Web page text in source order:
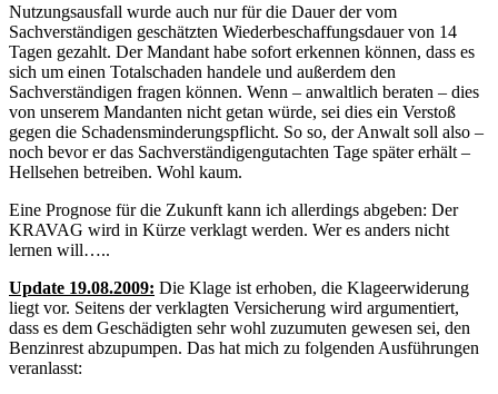
Nutzungsausfall wurde auch nur für die Dauer der vom
Sachverständigen geschätzten Wiederbeschaffungsdauer von 14
Tagen gezahlt. Der Mandant habe sofort erkennen können, dass es
sich um einen Totalschaden handele und außerdem den
Sachverständigen fragen können. Wenn – anwaltlich beraten – dies
von unserem Mandanten nicht getan würde, sei dies ein Verstoß
gegen die Schadensminderungspflicht. So so, der Anwalt soll also –
noch bevor er das Sachverständigengutachten Tage später erhält –
Hellsehen betreiben. Wohl kaum.
Eine Prognose für die Zukunft kann ich allerdings abgeben: Der
KRAVAG wird in Kürze verklagt werden. Wer es anders nicht
lernen will…..
Update 19.08.2009: Die Klage ist erhoben, die Klageerwiderung
liegt vor. Seitens der verklagten Versicherung wird argumentiert,
dass es dem Geschädigten sehr wohl zuzumuten gewesen sei, den
Benzinrest abzupumpen. Das hat mich zu folgenden Ausführungen
veranlasst: